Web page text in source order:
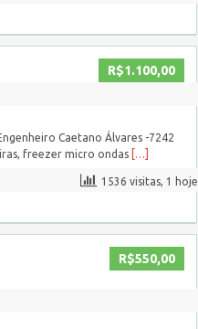
R$1.100,00
Caetano Álvares -7242
freezer micro ondas […]
1536 visitas, 1 hoje
R$550,00